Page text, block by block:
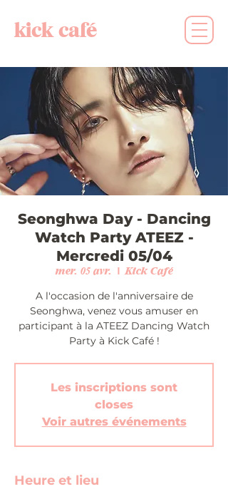
kick café
Seonghwa Day - Dancing
Watch Party ATEEZ -
Mercredi 05/04
mer. 05 avr.
  |
Kick Café
A l'occasion de l'anniversaire de
Seonghwa, venez vous amuser en
participant à la ATEEZ Dancing Watch
Party à Kick Café !
Les inscriptions sont
closes
Voir autres événements
Heure et lieu